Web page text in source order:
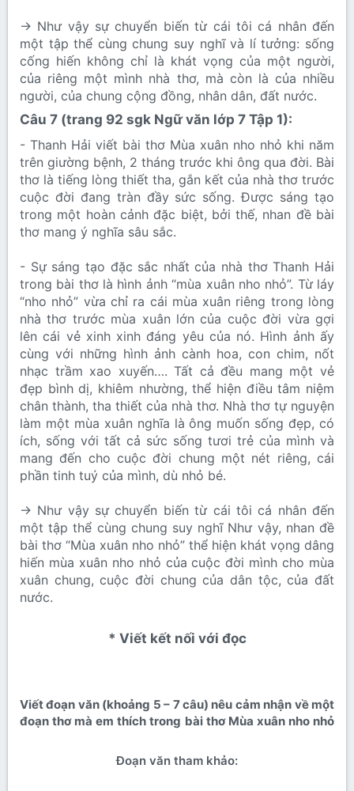
→ Như vậy sự chuyển biến từ cái tôi cá nhân đến
một tập thể cùng chung suy nghĩ và lí tưởng: sống
cống hiến không chỉ là khát vọng của một người,
của riêng một mình nhà thơ, mà còn là của nhiều
người, của chung cộng đồng, nhân dân, đất nước.
Câu 7 (trang 92 sgk Ngữ văn lớp 7 Tập 1):​
- Thanh Hải viết bài thơ Mùa xuân nho nhỏ khi năm
trên giường bệnh, 2 tháng trước khi ông qua đời. Bài
thơ là tiếng lòng thiết tha, gắn kết của nhà thơ trước
cuộc đời đang tràn đầy sức sống. Được sáng tạo
trong một hoàn cảnh đặc biệt, bởi thế, nhan đề bài
thơ mang ý nghĩa sâu sắc.
- Sự sáng tạo đặc sắc nhất của nhà thơ Thanh Hải
trong bài thơ là hình ảnh “mùa xuân nho nhỏ”. Từ láy
“nho nhỏ” vừa chỉ ra cái mùa xuân riêng trong lòng
nhà thơ trước mùa xuân lớn của cuộc đời vừa gợi
lên cái vẻ xinh xinh đáng yêu của nó. Hình ảnh ấy
cùng với những hình ảnh cành hoa, con chim, nốt
nhạc trầm xao xuyến…. Tất cả đều mang một vẻ
đẹp bình dị, khiêm nhường, thể hiện điều tâm niệm
chân thành, tha thiết của nhà thơ. Nhà thơ tự nguyện
làm một mùa xuân nghĩa là ông muốn sống đẹp, có
ích, sống với tất cả sức sống tươi trẻ của mình và
mang đến cho cuộc đời chung một nét riêng, cái
phần tinh tuý của mình, dù nhỏ bé.
→ Như vậy sự chuyển biến từ cái tôi cá nhân đến
một tập thể cùng chung suy nghĩ Như vậy, nhan đề
bài thơ “Mùa xuân nho nhỏ” thể hiện khát vọng dâng
hiến mùa xuân nho nhỏ của cuộc đời mình cho mùa
xuân chung, cuộc đời chung của dân tộc, của đất
nước.
* Viết kết nối với đọc​
Viết đoạn văn (khoảng 5 – 7 câu) nêu cảm nhận về một
đoạn thơ mà em thích trong bài thơ Mùa xuân nho nhỏ​
Đoạn văn tham khảo: